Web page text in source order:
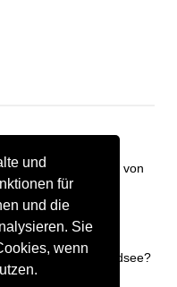
und
für
und die
Sie
wenn
Firmen im Umkreis von
Treffpunkt in Arendsee?